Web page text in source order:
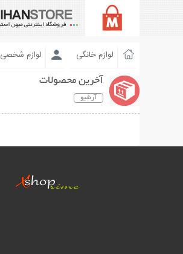
لوازم خانگی لوازم شخصی
آخرین محصولات
آرشیو